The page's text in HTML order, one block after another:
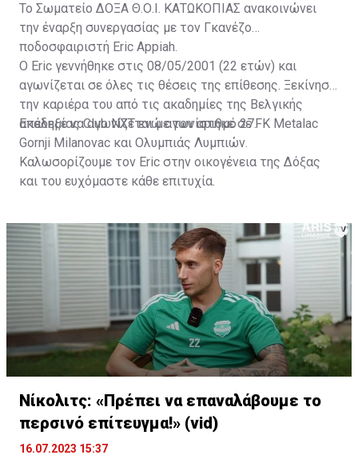
Το Σωματείο ΔΟΞΑ Θ.Ο.Ι. ΚΑΤΩΚΟΠΙΑΣ ανακοινώνει
την έναρξη συνεργασίας με τον Γκανέζο
ποδοσφαιριστή Eric Appiah.
Ο Eric γεννήθηκε στις 08/05/2001 (22 ετών) και
αγωνίζεται σε όλες τις θέσεις της επίθεσης. Ξεκίνησε
την καριέρα του από τις ακαδημίες της Βελγικής
ακαδημίας Club NXT ενώ αγωνίστηκε σε FK Metalac
Gornji Milanovac και Ολυμπιάς Λυμπιών.
Επέλεξε να αγωνίζεται με τον αριθμό 27.
Καλωσορίζουμε τον Eric στην οικογένεια της Δόξας
και του ευχόμαστε κάθε επιτυχία.
Νίκολιτς: «Πρέπει να επαναλάβουμε το
περσινό επίτευγμα!» (vid)
16.07.2023 15:37